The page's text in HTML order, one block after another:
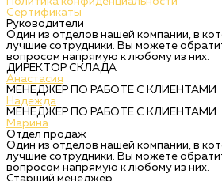
Сертификаты
Руководители
Один из отделов нашей компании, в
лучшие сотрудники. Вы можете
вопросом напрямую к любому из них.
ДИРЕКТОР СКЛАДА
Анастасия
МЕНЕДЖЕР ПО РАБОТЕ С КЛИЕНТАМИ
Надежда
МЕНЕДЖЕР ПО РАБОТЕ С КЛИЕНТАМИ
Марина
Отдел продаж
Один из отделов нашей компании, в
лучшие сотрудники. Вы можете
вопросом напрямую к любому из них.
Старший менеджер